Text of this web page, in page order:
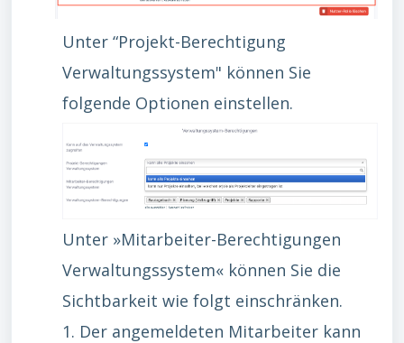
Unter “Projekt-Berechtigung
Verwaltungssystem" können Sie
folgende Optionen einstellen.
Unter »Mitarbeiter-Berechtigungen
Verwaltungssystem« können Sie die
Sichtbarkeit wie folgt einschränken.
1. Der angemeldeten Mitarbeiter kann